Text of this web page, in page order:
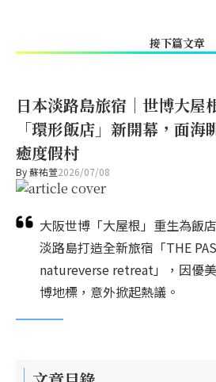
接下篇文章
日本淡路島旅宿｜世博大屋
「環形飯店」新開幕，面
癒度假村
By蘇祐萱2026/07/08
大阪世博「大屋根」重生為飯
淡路島打造全新旅宿「THE
natureverse retreat」，因優
博地標，意外掀起熱議。